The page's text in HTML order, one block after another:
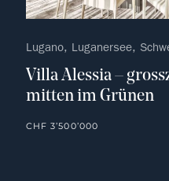
Lugano, Luganersee,
Villa Alessia –
mitten im Grünen
CHF 3’500’000